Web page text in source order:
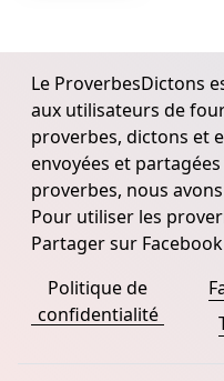
Le ProverbesDictons
aux utilisateurs de
proverbes, dictons et
envoyées et
proverbes, nous
Pour utiliser les
Partager sur Facebook
Politique de
confidentialité